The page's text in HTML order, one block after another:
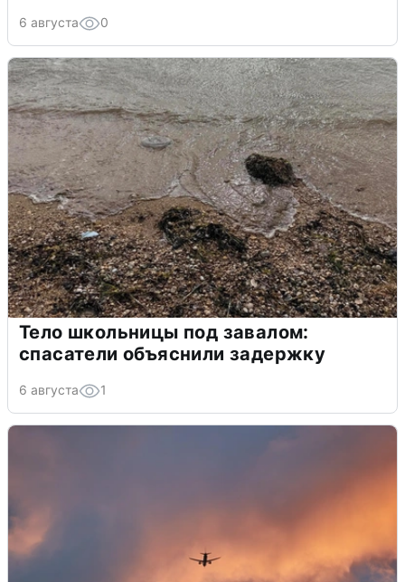
6 августа 0
Тело школьницы под завалом:
спасатели объяснили задержку
6 августа 1